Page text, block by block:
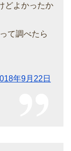
どよかったか
て調べたら
年9月22日